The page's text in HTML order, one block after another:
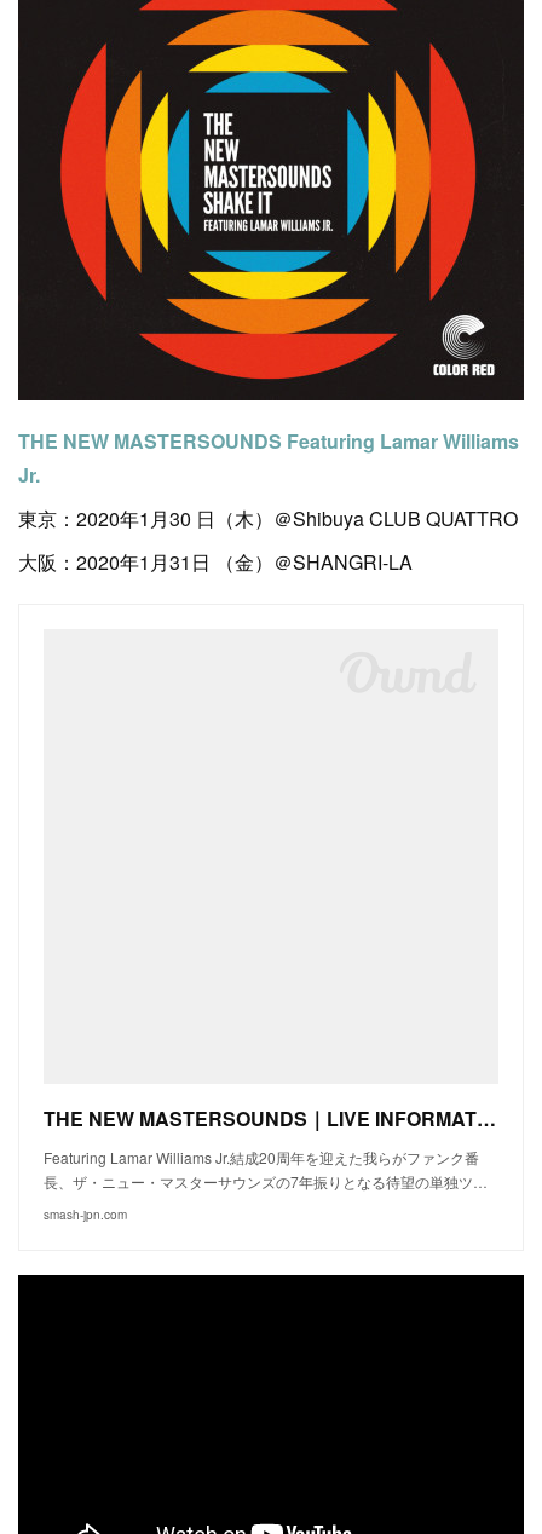
THE NEW MASTERSOUNDS Featuring Lamar Williams
Jr.
東京：2020年1月30 日（木）＠Shibuya CLUB QUATTRO
大阪：2020年1月31日 （金）＠SHANGRI-LA
THE NEW MASTERSOUNDS｜LIVE INFORMATION
Featuring Lamar Williams Jr.結成20周年を迎えた我らがファンク番
長、ザ・ニュー・マスターサウンズの7年振りとなる待望の単独ツ…
smash-jpn.com